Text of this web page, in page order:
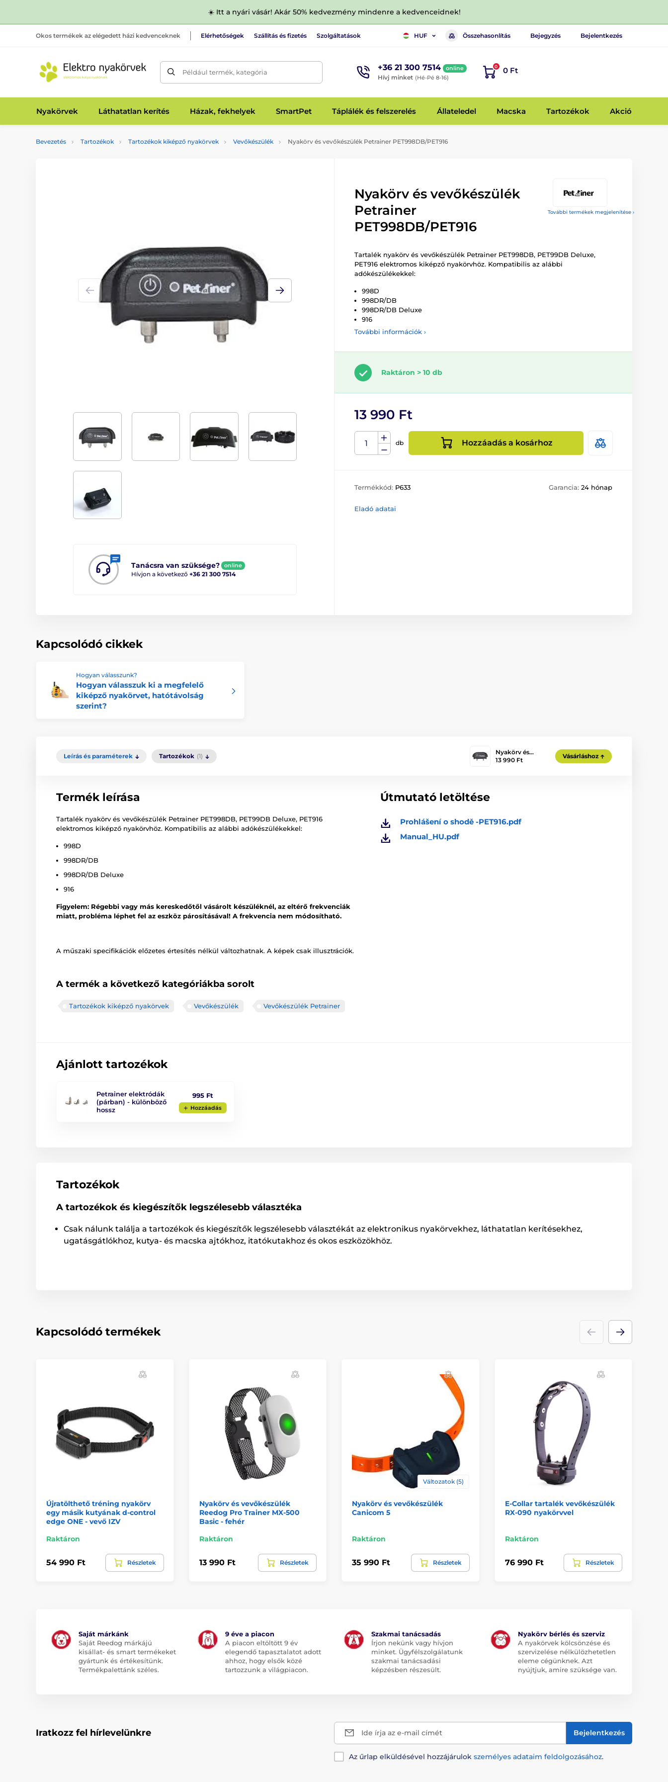
☀️ Itt a nyári vásár! Akár 50% kedvezmény mindenre a kedvenceidnek!
Okos termékek az elégedett házi kedvenceknek Elérhetőségek Szállítás és fizetés Szolgáltatások HUF Összehasonlítás Bejegyzés Bejelentkezés
Például termék, kategória +36 21 300 7514 online
Hívj minket (Hé-Pé 8-16)
0 0 Ft
Nyakörvek Láthatatlan kerítés Házak, fekhelyek SmartPet Táplálék és felszerelés Állateledel Macska Tartozékok Akció
Bevezetés Tartozékok Tartozékok kiképző nyakörvek Vevőkészülék Nyakörv és vevőkészülék Petrainer PET998DB/PET916
További termékek megjelenítése ›
Tanácsra van szüksége? online
Hívjon a következő +36 21 300 7514
Nyakörv és vevőkészülék
Petrainer
PET998DB/PET916
Tartalék nyakörv és vevőkészülék Petrainer PET998DB, PET99DB Deluxe,
PET916 elektromos kiképző nyakörvhöz. Kompatibilis az alábbi
adókészülékekkel:
998D
998DR/DB
998DR/DB Deluxe
916
További információk ›
Raktáron > 10 db
13 990 Ft
db Hozzáadás a kosárhoz
Termékkód: P633 Garancia: 24 hónap
Eladó adatai
Kapcsolódó cikkek
Hogyan válasszunk?
Hogyan válasszuk ki a megfelelő
kiképző nyakörvet, hatótávolság
szerint?
Leírás és paraméterek Tartozékok (1)
Nyakörv és…
13 990 Ft
Vásárláshoz
Termék leírása
Tartalék nyakörv és vevőkészülék Petrainer PET998DB, PET99DB Deluxe, PET916
elektromos kiképző nyakörvhöz. Kompatibilis az alábbi adókészülékekkel:
998D
998DR/DB
998DR/DB Deluxe
916
Figyelem: Régebbi vagy más kereskedőtől vásárolt készüléknél, az eltérő frekvenciák
miatt, probléma léphet fel az eszköz párosításával! A frekvencia nem módosítható.
A műszaki specifikációk előzetes értesítés nélkül változhatnak. A képek csak illusztrációk.
A termék a következő kategóriákba sorolt
Tartozékok kiképző nyakörvek Vevőkészülék Vevőkészülék Petrainer
Útmutató letöltése
Prohlášení o shodě -PET916.pdf
Manual_HU.pdf
Ajánlott tartozékok
Petrainer elektródák
(párban) - különböző
hossz
995 Ft
Hozzáadás
Tartozékok
A tartozékok és kiegészítők legszélesebb választéka
Csak nálunk találja a tartozékok és kiegészítők legszélesebb választékát az elektronikus nyakörvekhez, láthatatlan kerítésekhez,
ugatásgátlókhoz, kutya- és macska ajtókhoz, itatókutakhoz és okos eszközökhöz.
Kapcsolódó termékek
Újratölthető tréning nyakörv
egy másik kutyának d-control
edge ONE - vevő IZV
Raktáron
54 990 Ft Részletek
Nyakörv és vevőkészülék
Reedog Pro Trainer MX-500
Basic - fehér
Raktáron
13 990 Ft Részletek
Változatok (5)
Nyakörv és vevőkészülék
Canicom 5
Raktáron
35 990 Ft Részletek
E-Collar tartalék vevőkészülék
RX-090 nyakörvvel
Raktáron
76 990 Ft Részletek
Saját márkánk
Saját Reedog márkájú
kisállat- és smart termékeket
gyártunk és értékesítünk.
Termékpalettánk széles.
9 éve a piacon
A piacon eltöltött 9 év
elegendő tapasztalatot adott
ahhoz, hogy elsők közé
tartozzunk a világpiacon.
Szakmai tanácsadás
Írjon nekünk vagy hívjon
minket. Ügyfélszolgálatunk
szakmai tanácsadási
képzésben részesült.
Nyakörv bérlés és szerviz
A nyakörvek kölcsönzése és
szervizelése nélkülözhetetlen
eleme cégünknek. Azt
nyújtjuk, amire szüksége van.
Iratkozz fel hírlevelünkre Ide írja az e-mail címét Bejelentkezés
Az űrlap elküldésével hozzájárulok személyes adataim feldolgozásához.